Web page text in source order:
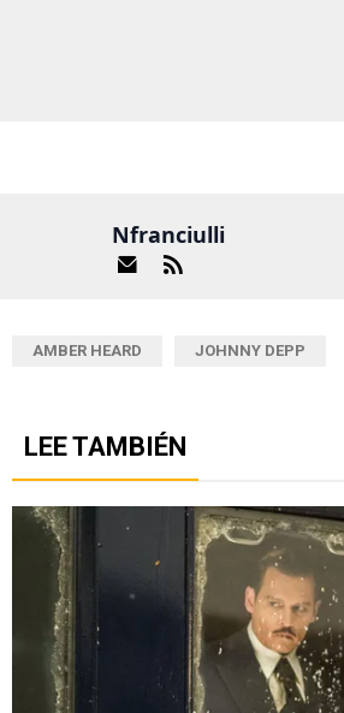
Nfranciulli
AMBER HEARD JOHNNY DEPP
LEE TAMBIÉN